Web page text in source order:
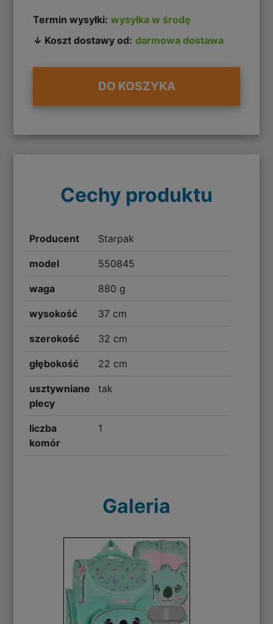
Termin wysyłki: wysyłka w środę
↓ Koszt dostawy od: darmowa dostawa
DO KOSZYKA
Cechy produktu
Producent Starpak
model 550845
waga 880 g
wysokość 37 cm
szerokość 32 cm
głębokość 22 cm
usztywniane
plecy
tak
liczba
komór
1
Galeria